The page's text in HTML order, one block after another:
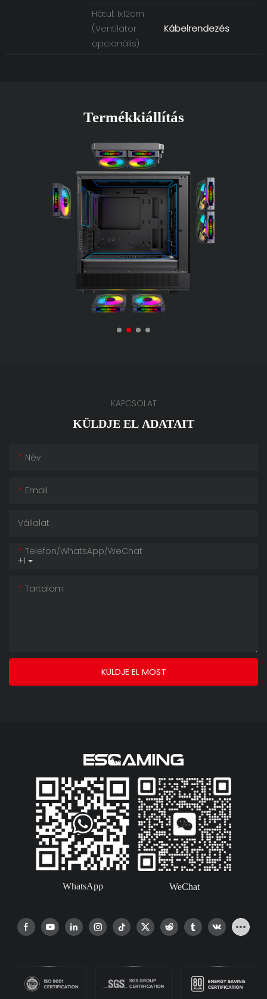
Hátul: 1x12cm
(Ventilátor
opcionális)
Kábelrendezés
Termékkiállítás
KAPCSOLAT
KÜLDJE EL ADATAIT
Név
Email
Vállalat
+1
Telefon/WhatsApp/WeChat
Tartalom
KÜLDJE EL MOST
WhatsApp WeChat